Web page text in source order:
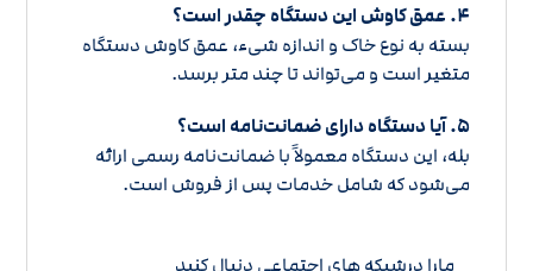
۴. عمق کاوش این دستگاه چقدر است؟
بسته به نوع خاک و اندازه شیء، عمق کاوش دستگاه
متغیر است و می‌تواند تا چند متر برسد.
۵. آیا دستگاه دارای ضمانت‌نامه است؟
بله، این دستگاه معمولاً با ضمانت‌نامه رسمی ارائه
می‌شود که شامل خدمات پس از فروش است.
مارا درشبکه های اجتماعی دنبال کنید